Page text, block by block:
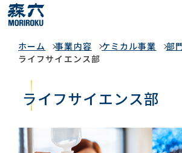
森六って何？
企業情報
事業内容
サステナビリティ
ホーム 事業内容 ケミカル事業
部
ライフサイエンス部
ライフサイエンス部